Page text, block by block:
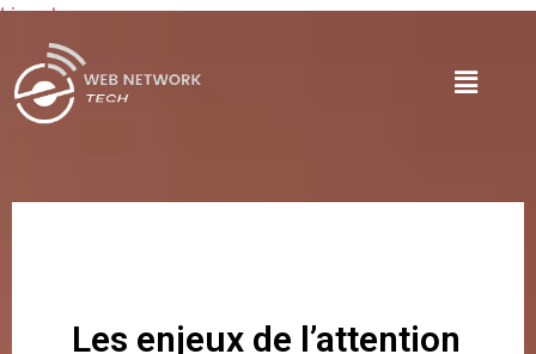
Lire plus
Les enjeux de l’attention